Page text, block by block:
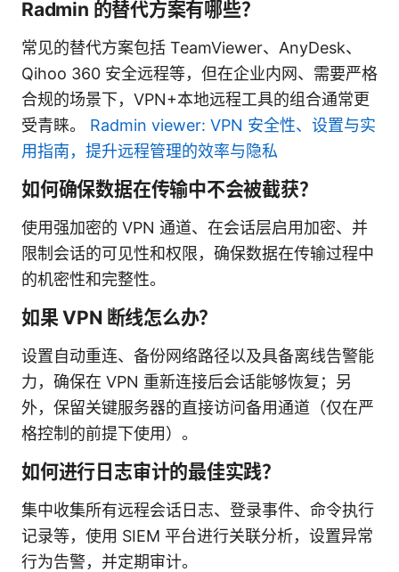
Radmin 的替代方案有哪些？
常见的替代方案包括 TeamViewer、AnyDesk、
Qihoo 360 安全远程等，但在企业内网、需要严格
合规的场景下，VPN+本地远程工具的组合通常更
受青睐。 Radmin viewer: VPN 安全性、设置与实
用指南，提升远程管理的效率与隐私
如何确保数据在传输中不会被截获？
使用强加密的 VPN 通道、在会话层启用加密、并
限制会话的可见性和权限，确保数据在传输过程中
的机密性和完整性。
如果 VPN 断线怎么办？
设置自动重连、备份网络路径以及具备离线告警能
力，确保在 VPN 重新连接后会话能够恢复；另
外，保留关键服务器的直接访问备用通道（仅在严
格控制的前提下使用）。
如何进行日志审计的最佳实践？
集中收集所有远程会话日志、登录事件、命令执行
记录等，使用 SIEM 平台进行关联分析，设置异常
行为告警，并定期审计。